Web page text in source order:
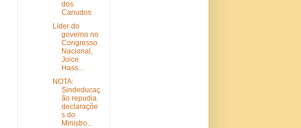
dos
Canudos
Líder do
governo no
Congresso
Nacional,
Joice
Hass...
NOTA:
Sindeducaç
ão repudia
declaraçõe
s do
Ministro...